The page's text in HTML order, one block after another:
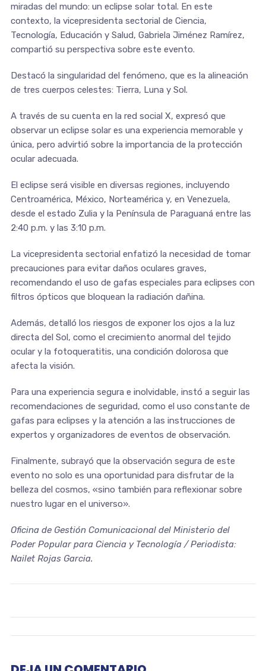
miradas del mundo: un eclipse solar total. En este
contexto, la vicepresidenta sectorial de Ciencia,
Tecnología, Educación y Salud, Gabriela Jiménez Ramírez,
compartió su perspectiva sobre este evento.
Destacó la singularidad del fenómeno, que es la alineación
de tres cuerpos celestes: Tierra, Luna y Sol.
A través de su cuenta en la red social X, expresó que
observar un eclipse solar es una experiencia memorable y
única, pero advirtió sobre la importancia de la protección
ocular adecuada.
El eclipse será visible en diversas regiones, incluyendo
Centroamérica, México, Norteamérica y, en Venezuela,
desde el estado Zulia y la Península de Paraguaná entre las
2:40 p.m. y las 3:10 p.m.
La vicepresidenta sectorial enfatizó la necesidad de tomar
precauciones para evitar daños oculares graves,
recomendando el uso de gafas especiales para eclipses con
filtros ópticos que bloquean la radiación dañina.
Además, detalló los riesgos de exponer los ojos a la luz
directa del Sol, como el crecimiento anormal del tejido
ocular y la fotoqueratitis, una condición dolorosa que
afecta la visión.
Para una experiencia segura e inolvidable, instó a seguir las
recomendaciones de seguridad, como el uso constante de
gafas para eclipses y la atención a las instrucciones de
expertos y organizadores de eventos de observación.
Finalmente, subrayó que la observación segura de este
evento no solo es una oportunidad para disfrutar de la
belleza del cosmos, «sino también para reflexionar sobre
nuestro lugar en el universo».
Oficina de Gestión Comunicacional del Ministerio del
Poder Popular para Ciencia y Tecnología / Periodista:
Nailet Rojas Garcia.